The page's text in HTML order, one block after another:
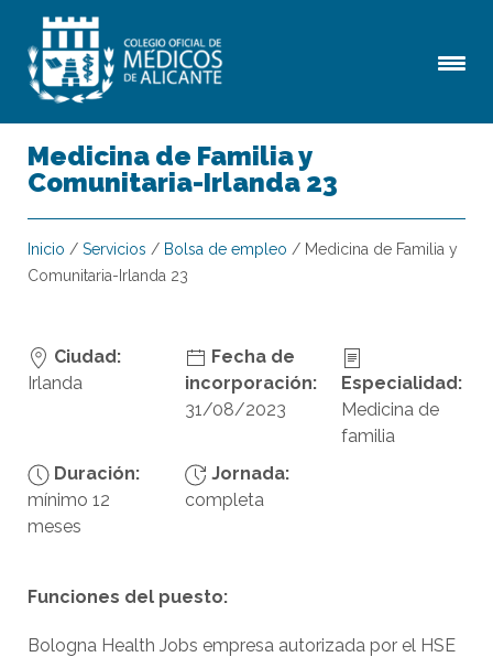
Medicina de Familia y
Comunitaria-Irlanda 23
Inicio / Servicios / Bolsa de empleo / Medicina de Familia y
Comunitaria-Irlanda 23
Ciudad:
Irlanda
Fecha de
incorporación:
31/08/2023
Especialidad:
Medicina de
familia
Duración:
mínimo 12
meses
Jornada:
completa
Funciones del puesto:
Bologna Health Jobs empresa autorizada por el HSE